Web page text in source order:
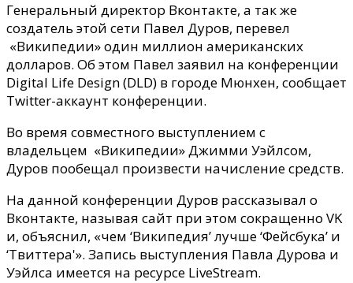
миллион
денег
Генеральный директор Вконтакте, а так же
создатель этой сети Павел Дуров, перевел
«Википедии» один миллион американских
долларов. Об этом Павел заявил на конференции
Digital Life Design (DLD) в городе Мюнхен, сообщает
Twitter-аккаунт конференции.
Во время совместного выступлением с
владельцем «Википедии» Джимми Уэйлсом,
Дуров пообещал произвести начисление средств.
На данной конференции Дуров рассказывал о
Вконтакте, называя сайт при этом сокращенно VK
и, объяснил, «чем ‘Википедия’ лучше ‘Фейсбука’ и
‘Твиттера'». Запись выступления Павла Дурова и
Уэйлса имеется на ресурсе LiveStream.